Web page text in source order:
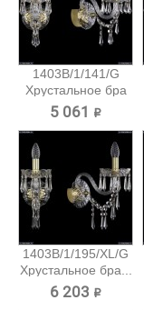
1403B/1/141/G
Хрустальное бра
Bohemia...
5 061 ₽
1403B/1/195/XL/G
Хрустальное бра...
6 203 ₽